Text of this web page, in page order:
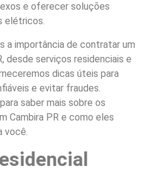
e oferecer soluções
elétricos.
a importância de contratar um
desde serviços residenciais e
dicas úteis para
e evitar fraudes.
saber mais sobre os
Cambira PR e como eles
você.